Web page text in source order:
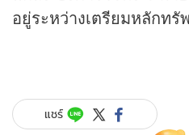
อยู่ระหว่างเตรียมหลักท
แชร์